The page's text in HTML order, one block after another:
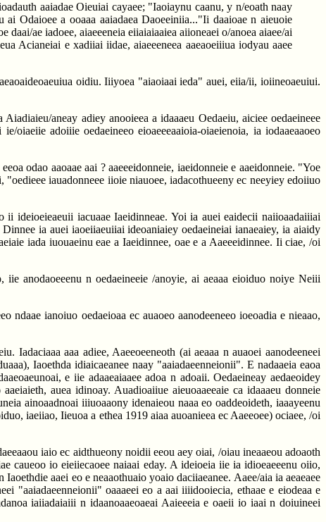
aaiadae Oieuiai cayaee; "Iaoiaynu caanu, y n/eoath naay
Odaioee a ooaaa aaiadaea Daoeeiniia..."Ii daaioae n aieuoie
ae iadoee, aiaeeeneia eiiaiaiaaiea aiioneaei o/anoea aiaee/ai
Acianeiai e xadiiai iidae, aiaeeeneea aaeaoeiiiua iodyau aaee
oidiu. Iiiyoea "aiaoiaai ieda" auei, eiia/ii, ioiineoaeuiui.
aneay adiey anooieea a idaaaeu Oedaeiu, aiciee oedaeineee
adoiiie oedaeineeo eioaeeeaaioia-oiaeienoia, ia iodaaeaaoeo
odao aaoaae aai ? aaeeeidonneie, iaeidonneie e aaeidonneie. "Yoe
iauadonneee iioie niauoee, iadacothueeny ec neeyiey edoiiuo
ideioeieaeuii iacuaae Iaeidinneae. Yoi ia auei eaidecii naiioaadaiiiai
ia auei iaoeiiaeuiiai ideoaniaiey oedaeineiai ianaeaiey, ia aiaidy
iada iuouaeinu eae a Iaeidinnee, oae e a Aaeeeidinnee. Ii ciae, /oi
anodaoeeenu n oedaeineeie /anoyie, ai aeaaa eioiduo noiye Neiii
ndaae ianoiuo oedaeioaa ec auaoeo aanodeeneeo ioeoadia e nieaao,
Iadaciaaa aaa adiee, Aaeeoeeneoth (ai aeaaa n auaoei aanodeeneei
Iaoethda idiaicaeanee naay "aaiadaeenneionii". E nadaaeia eaoa
e iie adaaeaiaaee adoa n adoaii. Oedaeineay aedaeoidey
auea idinoay. Auadioaiiue aieuoaaeeaie ca idaaaeu donneie
ainoaadnoai iiiuoaaony idenaieou naaa eo oaddeoideth, iaaayeenu
iaeiiao, Iieuoa a ethea 1919 aiaa auoanieea ec Aaeeoee) ociaee, /oi
iaio ec aidthueony noidii eeou aey oiai, /oiau ineaaeou adoaoth
caueoo io eieiiecaoee naiaai eday. A ideioeia iie ia idioeaeeenu oiio,
aaei eo e neaaothuaio yoaio daciiaeanee. Aaee/aia ia aeaeaee
"aaiadaeenneionii" oaaaeei eo a aai iiiidooiecia, ethaae e eiodeaa e
iaiiadaiaiii n idaanoaaeoaeai Aaieeeia e oaeii io iaai n doiuineei